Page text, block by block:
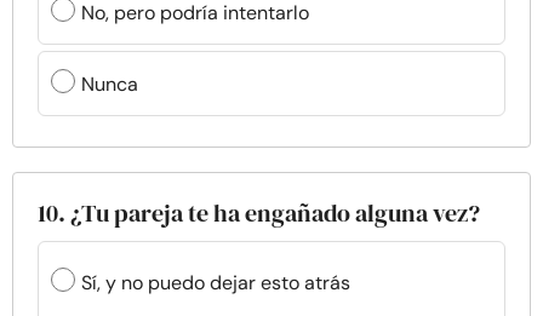
No, pero podría intentarlo
Nunca
10. ¿Tu pareja te ha engañado alguna vez?
Sí, y no puedo dejar esto atrás